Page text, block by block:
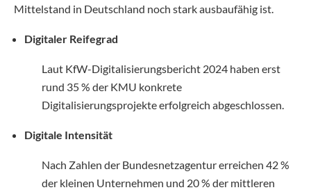
Mittelstand in Deutschland noch stark ausbaufähig ist.
Digitaler Reifegrad
Laut KfW-Digitalisierungsbericht 2024 haben erst
rund 35 % der KMU konkrete
Digitalisierungsprojekte erfolgreich abgeschlossen.
Digitale Intensität
Nach Zahlen der Bundesnetzagentur erreichen 42 %
der kleinen Unternehmen und 20 % der mittleren